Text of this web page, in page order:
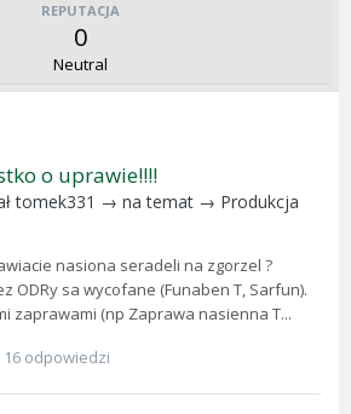
REPUTACJA
0
Neutral
o uprawie!!!!
tomek331 → na temat → Produkcja
nasiona seradeli na zgorzel ?
ODRy sa wycofane (Funaben T, Sarfun).
zaprawami (np Zaprawa nasienna T...
16 odpowiedzi